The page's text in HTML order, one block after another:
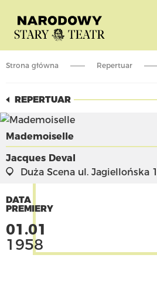
Strona główna Repertuar
REPERTUAR
Mademoiselle
Jacques Deval
Duża Scena ul. Jagiellońska 1
DATA
PREMIERY
01.01
1958